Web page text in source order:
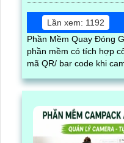
Lần xem: 1192
Phần Mềm Quay Đóng
phần mềm có tích hợp
mã QR/ bar code khi